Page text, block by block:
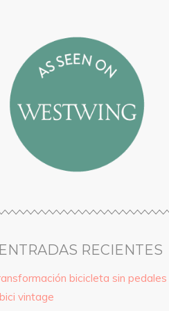
RECIENTES
bicicleta sin pedales
vintage